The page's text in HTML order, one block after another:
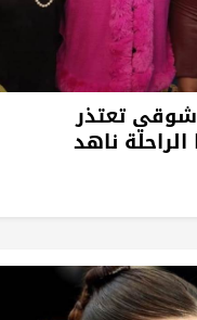
شوقي تعتذر
ناهد